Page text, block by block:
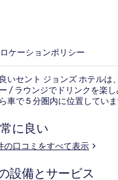
ロケーションポリシー
いセント ジョンズ ホテルは
/ ラウンジでドリンクを楽
車で 5 分圏内に位置してい
中8.6に良い
の口コミをすべて表示
設備とサービス